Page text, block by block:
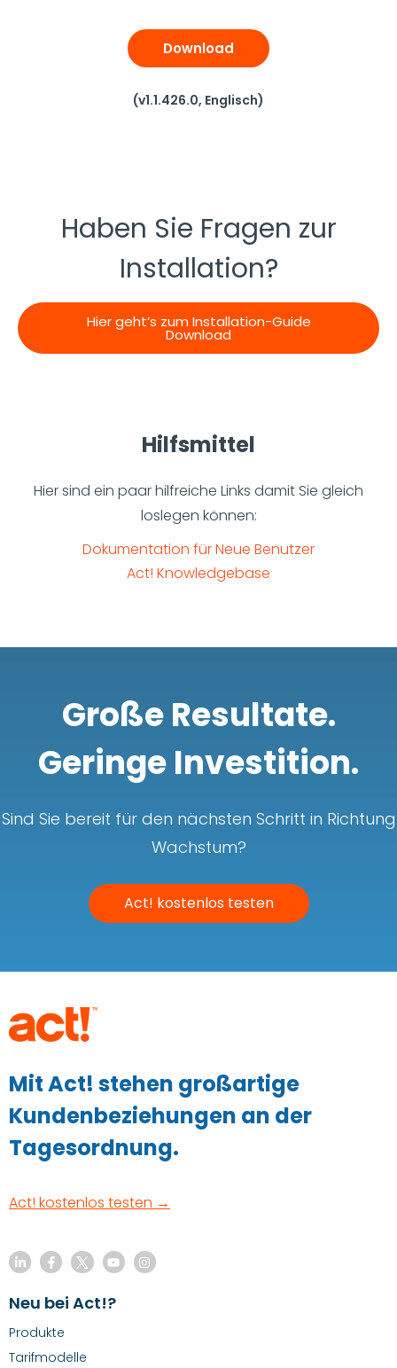
Download
(v1.1.426.0, Englisch)
Haben Sie Fragen zur
Installation?
Hier geht’s zum Installation-Guide
Download
Hilfsmittel
Hier sind ein paar hilfreiche Links damit Sie gleich
loslegen können:
Dokumentation für Neue Benutzer
Act! Knowledgebase
Große Resultate.
Geringe Investition.
Sind Sie bereit für den nächsten Schritt in Richtung
Wachstum?
Act! kostenlos testen
Mit Act! stehen großartige
Kundenbeziehungen an der
Tagesordnung.
Act! kostenlos testen →
Neu bei Act!?
Produkte
Tarifmodelle